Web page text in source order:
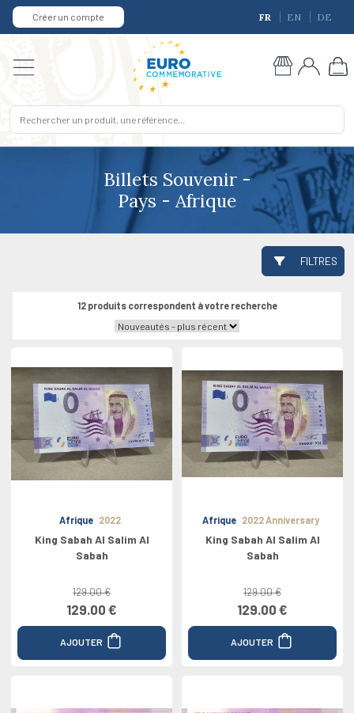
Créer un compte FR EN DE
Billets Souvenir -
Pays - Afrique
FILTRES
12 produits correspondent à votre recherche
Afrique 2022
King Sabah Al Salim Al
Sabah
129.00 €
129.00 €
AJOUTER
Afrique 2022 Anniversary
King Sabah Al Salim Al
Sabah
129.00 €
129.00 €
AJOUTER